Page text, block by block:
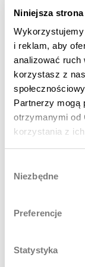
Niniejsza
i reklam, aby
analizować ruch
korzystasz z
Partnerzy mogą
otrzymanymi od
korzystania z ich
zgody
Niezbędne
Preferencje
Statystyka
Denken Sie an
gesünderen
könnte ein
vielleicht Sie
zum Feiern.
und
Der